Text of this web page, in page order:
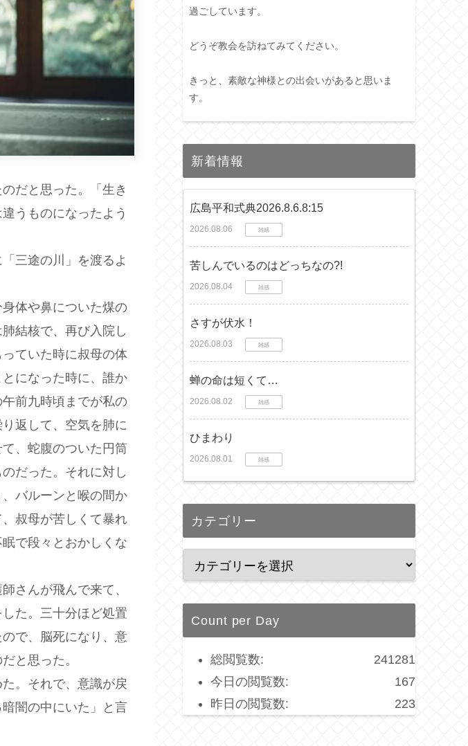
だと思った。「生き
うものになったよう
三途の川」を渡るよ
体や鼻についた煤の
結核で、再び入院し
ていた時に叔母の体
になった時に、誰か
前九時頃までが私の
返して、空気を肺に
、蛇腹のついた円筒
だった。それに対し
バルーンと喉の間か
叔母が苦しくて暴れ
で段々とおかしくな
さんが飛んで来て、
た。三十分ほど処置
で、脳死になり、意
と思った。
。それで、意識が戻
闇の中にいた」と言
過ごしています。
どうぞ教会を訪ねてみてください。
きっと、素敵な神様との出会いがあると思いま
す。
新着情報
広島平和式典2026.8.6.8:15
2026.08.06 雑感
苦しんでいるのはどっちなの?!
2026.08.04 雑感
さすが伏水！
2026.08.03 雑感
蝉の命は短くて…
2026.08.02 雑感
ひまわり
2026.08.01 雑感
カテゴリー
Count per Day
241281
総閲覧数:
167
今日の閲覧数:
223
昨日の閲覧数: